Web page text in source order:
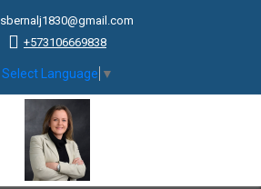
sbernalj1830@gmail.com
+573106669838
Select Language ▼